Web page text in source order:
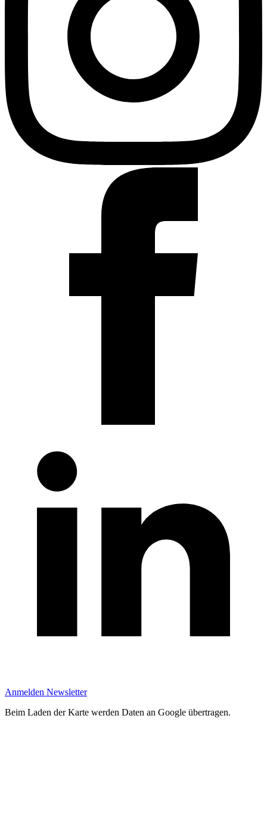
Anmelden Newsletter
Beim Laden der Karte werden Daten an Google übertragen.